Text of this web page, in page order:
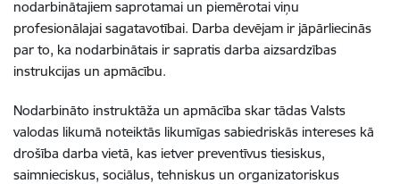
nodarbinātajiem saprotamai un piemērotai viņu
profesionālajai sagatavotībai. Darba devējam ir jāpārliecinās
par to, ka nodarbinātais ir sapratis darba aizsardzības
instrukcijas un apmācību.
Nodarbināto instruktāža un apmācība skar tādas Valsts
valodas likumā noteiktās likumīgas sabiedriskās intereses kā
drošība darba vietā, kas ietver preventīvus tiesiskus,
saimnieciskus, sociālus, tehniskus un organizatoriskus